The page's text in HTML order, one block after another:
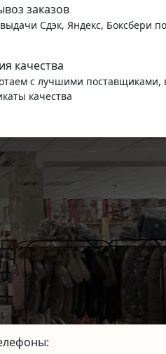
заказов
Сдэк, Яндекс, Боксбери
качества
с лучшими поставщиками,
качества